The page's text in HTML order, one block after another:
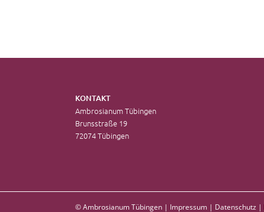
KONTAKT
Ambrosianum Tübingen
Brunsstraße 19
72074 Tübingen
© Ambrosianum Tübingen | Impressum | Datenschutz |